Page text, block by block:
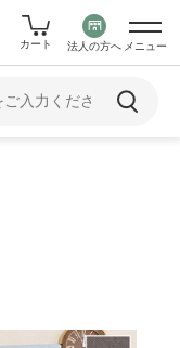
カート 法人の方へ メニュー